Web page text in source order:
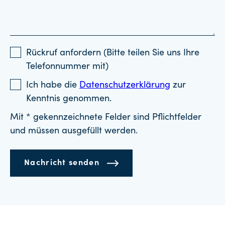
Rückruf anfordern (Bitte teilen Sie uns Ihre
Telefonnummer mit)
Ich habe die Datenschutzerklärung zur
Kenntnis genommen.
Mit * gekennzeichnete Felder sind Pflichtfelder
und müssen ausgefüllt werden.
Nachricht senden